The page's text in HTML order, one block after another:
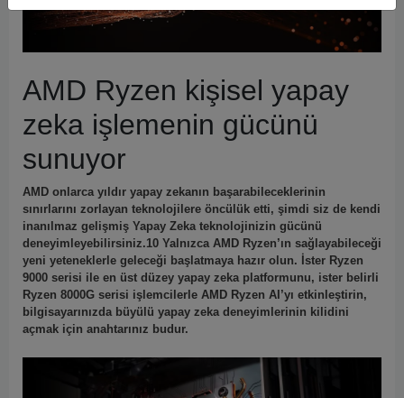
AMD Ryzen kişisel yapay
zeka işlemenin gücünü
sunuyor
AMD onlarca yıldır yapay zekanın başarabileceklerinin
sınırlarını zorlayan teknolojilere öncülük etti, şimdi siz de kendi
inanılmaz gelişmiş Yapay Zeka teknolojinizin gücünü
deneyimleyebilirsiniz.10 Yalnızca AMD Ryzen’ın sağlayabileceği
yeni yeteneklerle geleceği başlatmaya hazır olun. İster Ryzen
9000 serisi ile en üst düzey yapay zeka platformunu, ister belirli
Ryzen 8000G serisi işlemcilerle AMD Ryzen AI’yı etkinleştirin,
bilgisayarınızda büyülü yapay zeka deneyimlerinin kilidini
açmak için anahtarınız budur.